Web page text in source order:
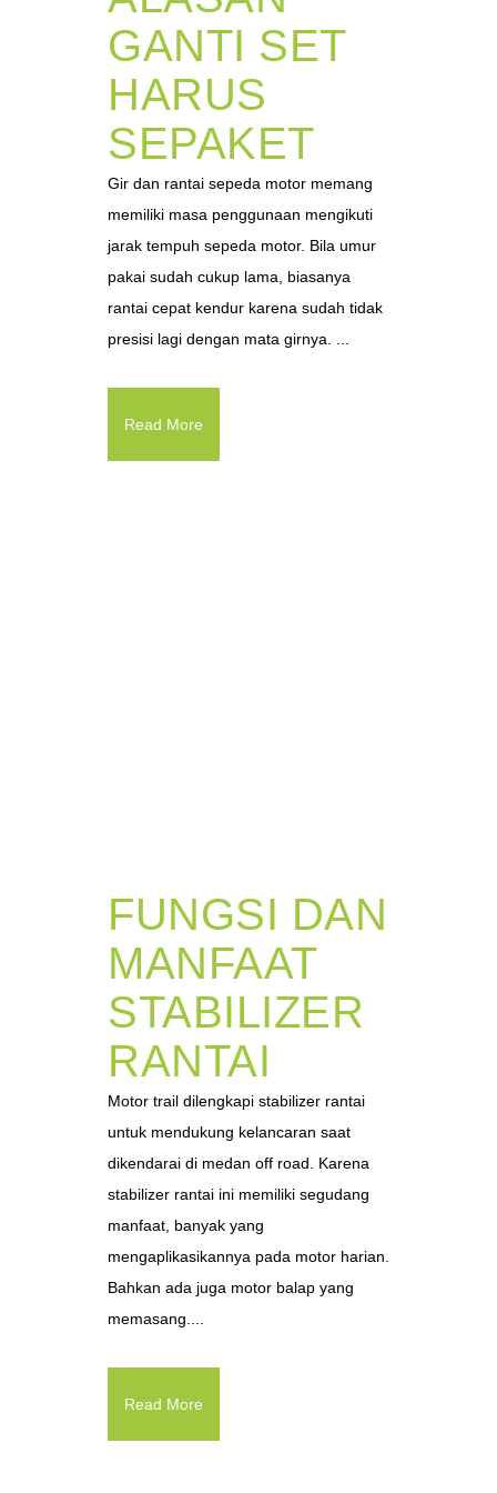
GANTI SET
HARUS
SEPAKET
Gir dan rantai sepeda motor memang
memiliki masa penggunaan mengikuti
jarak tempuh sepeda motor. Bila umur
pakai sudah cukup lama, biasanya
rantai cepat kendur karena sudah tidak
presisi lagi dengan mata girnya. ...
Read More
FUNGSI DAN
MANFAAT
STABILIZER
RANTAI
Motor trail dilengkapi stabilizer rantai
untuk mendukung kelancaran saat
dikendarai di medan off road. Karena
stabilizer rantai ini memiliki segudang
manfaat, banyak yang
mengaplikasikannya pada motor harian.
Bahkan ada juga motor balap yang
memasang....
Read More